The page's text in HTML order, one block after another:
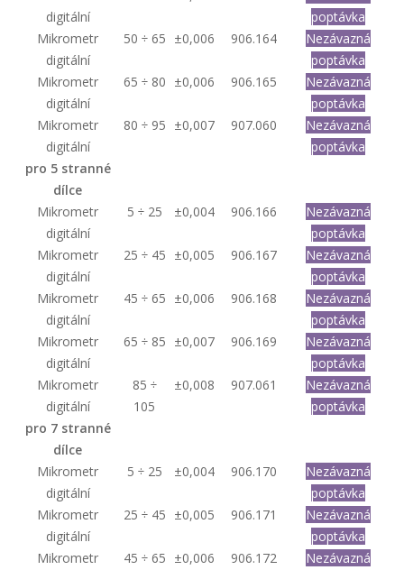
digitální
poptávka
Mikrometr
digitální
50 ÷ 65 ±0,006 906.164
Nezávazná
poptávka
Mikrometr
digitální
65 ÷ 80 ±0,006 906.165
Nezávazná
poptávka
Mikrometr
digitální
80 ÷ 95 ±0,007 907.060
Nezávazná
poptávka
pro 5 stranné
dílce
Mikrometr
digitální
5 ÷ 25 ±0,004 906.166
Nezávazná
poptávka
Mikrometr
digitální
25 ÷ 45 ±0,005 906.167
Nezávazná
poptávka
Mikrometr
digitální
45 ÷ 65 ±0,006 906.168
Nezávazná
poptávka
Mikrometr
digitální
65 ÷ 85 ±0,007 906.169
Nezávazná
poptávka
Mikrometr
digitální
85 ÷
105
±0,008 907.061
Nezávazná
poptávka
pro 7 stranné
dílce
Mikrometr
digitální
5 ÷ 25 ±0,004 906.170
Nezávazná
poptávka
Mikrometr
digitální
25 ÷ 45 ±0,005 906.171
Nezávazná
poptávka
Mikrometr
45 ÷ 65 ±0,006 906.172
Nezávazná